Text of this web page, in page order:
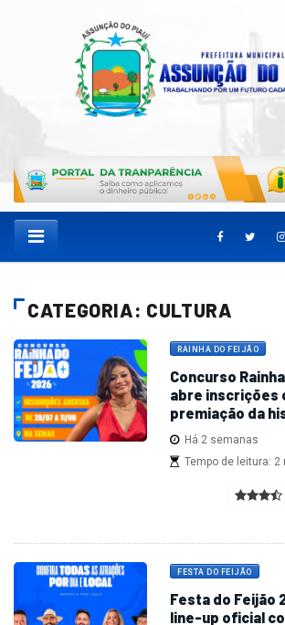
CATEGORIA: CULTURA
RAINHA DO FEIJÃO
Concurso
abre inscrições
premiação da
Há 2 semanas
Tempo de leitura: 2
FESTA DO FEIJÃO
Festa do Feijão
line-up oficial